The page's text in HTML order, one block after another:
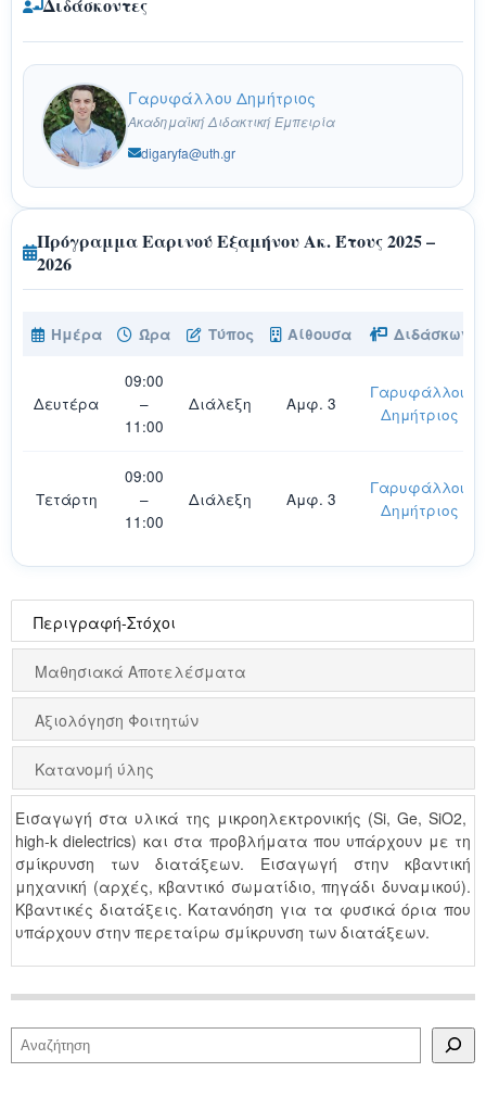
Γαρυφάλλου Δημήτριος
Ακαδημαϊκή Διδακτική Εμπειρία
digaryfa@uth.gr
Πρόγραμμα Εαρινού Εξαμήνου Ακ. Έτους 2025 –
2026
Ημέρα Ώρα Τύπος Αίθουσα Διδάσκων
Δευτέρα
09:00
–
11:00
Διάλεξη Αμφ. 3
Γαρυφάλλου
Δημήτριος
Τετάρτη
09:00
–
11:00
Διάλεξη Αμφ. 3
Γαρυφάλλου
Δημήτριος
Περιγραφή-Στόχοι
Μαθησιακά Αποτελέσματα
Αξιολόγηση Φοιτητών
Κατανομή ύλης
Εισαγωγή στα υλικά της μικροηλεκτρονικής (Si, Ge, SiO2,
high-k dielectrics) και στα προβλήματα που υπάρχουν με τη
σμίκρυνση των διατάξεων. Εισαγωγή στην κβαντική
μηχανική (αρχές, κβαντικό σωματίδιο, πηγάδι δυναμικού).
Κβαντικές διατάξεις. Κατανόηση για τα φυσικά όρια που
υπάρχουν στην περεταίρω σμίκρυνση των διατάξεων.
Αναζήτηση